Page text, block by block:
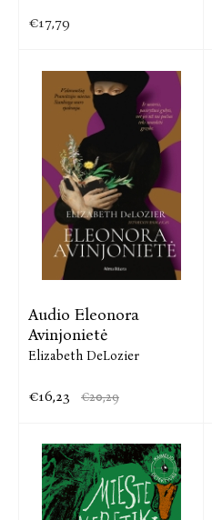
€17,79
Audio Eleonora
Avinjonietė
Elizabeth DeLozier
€16,23 €20,29